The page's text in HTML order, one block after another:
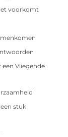
voorkomt
Vliegende
stuk